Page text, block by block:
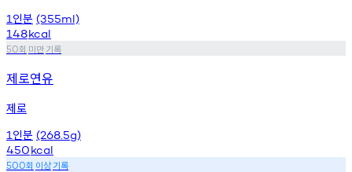
1 인분 (355ml)
148kcal
50회 미만기록
제로연유
제로
1 인분 (268.5g)
450kcal
500회 이상기록